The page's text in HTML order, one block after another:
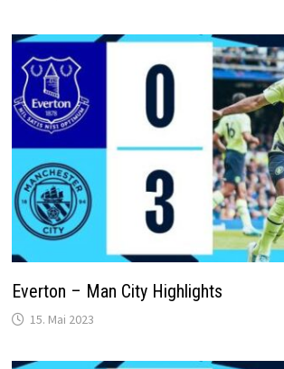
Everton – Man City Highlights
15. Mai 2023